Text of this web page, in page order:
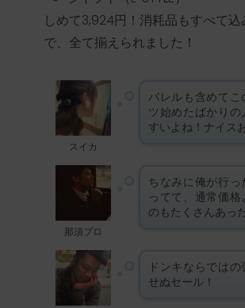
しめて3,924円！消耗品もすべて
で、全て揃えられました！
スイカ
バレルも含めて
ツ始めたばかり
すいよね！ナイス
那須プロ
ちなみに俺が行
ってて、通常価
のもたくさんあった
ドンキならでは
せぬセール！